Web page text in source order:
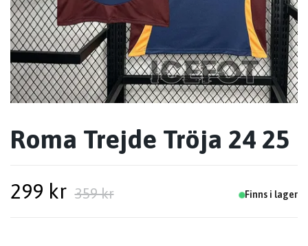
Roma Trejde Tröja 24 25
299 kr 359 kr Finns i lager